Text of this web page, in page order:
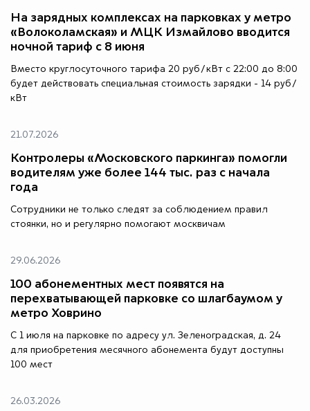
На зарядных комплексах на парковках у метро
«Волоколамская» и МЦК Измайлово вводится
ночной тариф с 8 июня
Вместо круглосуточного тарифа 20 руб/кВт с 22:00 до 8:00
будет действовать специальная стоимость зарядки - 14 руб/
кВт
21.07.2026
Контролеры «Московского паркинга» помогли
водителям уже более 144 тыс. раз с начала
года
Сотрудники не только следят за соблюдением правил
стоянки, но и регулярно помогают москвичам
29.06.2026
100 абонементных мест появятся на
перехватывающей парковке со шлагбаумом у
метро Ховрино
С 1 июля на парковке по адресу ул. Зеленоградская, д. 24
для приобретения месячного абонемента будут доступны
100 мест
26.03.2026